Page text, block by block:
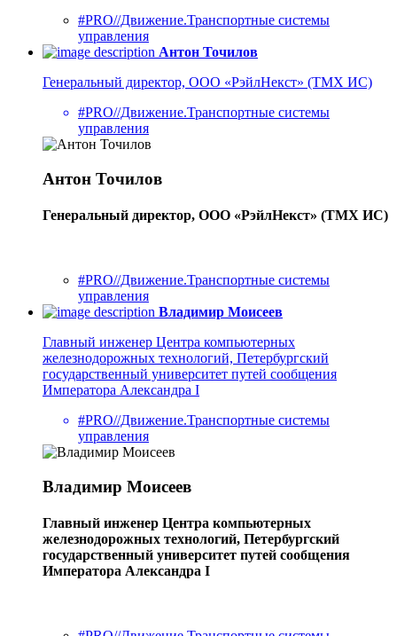
#PRO//Движение.Транспортные системы
управления
Антон Точилов
Генеральный директор, ООО «РэйлНекст» (ТМХ ИС)
#PRO//Движение.Транспортные системы
управления
Антон Точилов
Генеральный директор, ООО «РэйлНекст» (ТМХ ИС)
#PRO//Движение.Транспортные системы
управления
Владимир Моисеев
Главный инженер Центра компьютерных
железнодорожных технологий, Петербургский
государственный университет путей сообщения
Императора Александра I
#PRO//Движение.Транспортные системы
управления
Владимир Моисеев
Главный инженер Центра компьютерных
железнодорожных технологий, Петербургский
государственный университет путей сообщения
Императора Александра I